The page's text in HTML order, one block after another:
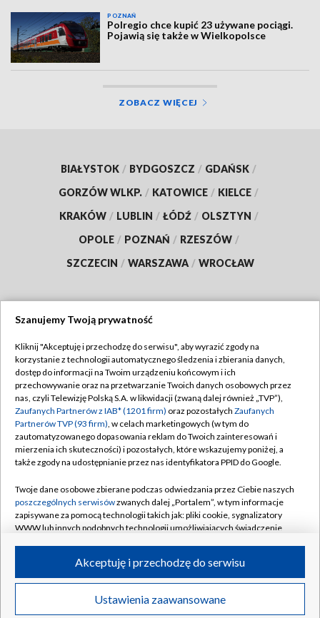
POZNAŃ
Polregio chce kupić 23 używane pociągi.
Pojawią się także w Wielkopolsce
ZOBACZ WIĘCEJ
BIAŁYSTOK / BYDGOSZCZ / GDAŃSK /
GORZÓW WLKP. / KATOWICE / KIELCE /
KRAKÓW / LUBLIN / ŁÓDŹ / OLSZTYN /
OPOLE / POZNAŃ / RZESZÓW /
SZCZECIN / WARSZAWA / WROCŁAW
TVP
Abonament TVP
Emisja w TVP
Centrum informacji TVP
Naziemna Telewizja Cyfrowa
Rada Programowa
System NOS
Informacje o nadawcy
Program dla prasy
Ogłoszenie przetargowe
Regulamin TVP
Polityka prywatności
Moje zgody
Pomoc
Kontakt
Kanały
©2026 Telewizja Polska S.A. w likwidacji
Szanujemy Twoją prywatność
Kliknij "Akceptuję i przechodzę do serwisu", aby wyrazić zgody na
korzystanie z technologii automatycznego śledzenia i zbierania danych,
dostęp do informacji na Twoim urządzeniu końcowym i ich
przechowywanie oraz na przetwarzanie Twoich danych osobowych przez
nas, czyli Telewizję Polską S.A. w likwidacji (zwaną dalej również „TVP”),
Zaufanych Partnerów z IAB* (1201 firm) oraz pozostałych Zaufanych
Partnerów TVP (93 firm), w celach marketingowych (w tym do
zautomatyzowanego dopasowania reklam do Twoich zainteresowań i
mierzenia ich skuteczności) i pozostałych, które wskazujemy poniżej, a
także zgody na udostępnianie przez nas identyfikatora PPID do Google.
Twoje dane osobowe zbierane podczas odwiedzania przez Ciebie naszych
poszczególnych serwisówzwanych dalej „Portalem”, w tym informacje
zapisywane za pomocą technologii takich jak: pliki cookie, sygnalizatory
WWW lub innych podobnych technologii umożliwiających świadczenie
ruchu w Internecie.
Twoje dane osobowe zbierane podczas odwiedzania przez Ciebie
poszczególnych serwisówna Portalu, takie jak adresy IP, identyfikatory
Ustawienia zaawansowane
Akceptuję i przechodzę do serwisu